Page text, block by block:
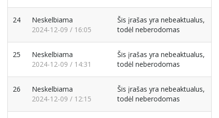
24
Neskelbiama
2024-12-09 / 16:05
Šis įrašas yra nebeaktualus,
todėl neberodomas
25
Neskelbiama
2024-12-09 / 14:31
Šis įrašas yra nebeaktualus,
todėl neberodomas
26
Neskelbiama
2024-12-09 / 12:15
Šis įrašas yra nebeaktualus,
todėl neberodomas